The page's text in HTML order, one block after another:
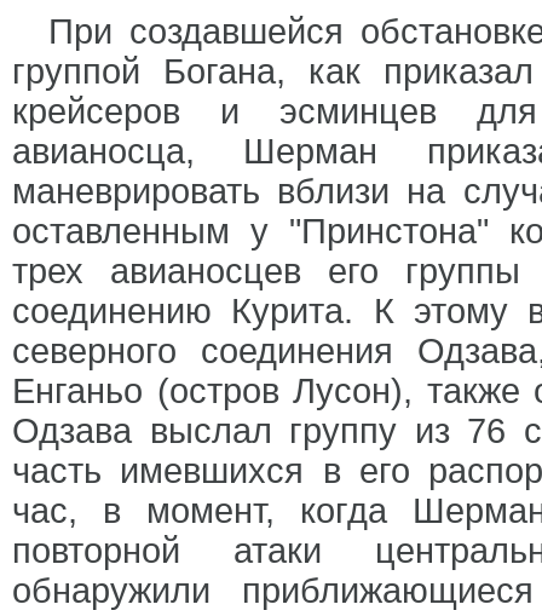
При создавшейся
группой Богана, как
крейсеров и эсминцев
авианосца, Шерман
маневрировать вблизи на
оставленным у "Принстона"
трех авианосцев его
соединению Курита. К этому
северного соединения
Енганьо (остров Лусон),
Одзава выслал группу из 76
часть имевшихся в его
час, в момент, когда
повторной атаки
обнаружили